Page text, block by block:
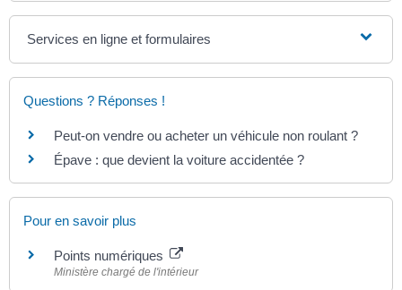
Services en ligne et formulaires
Questions ? Réponses !
Peut-on vendre ou acheter un véhicule non roulant ?
Épave : que devient la voiture accidentée ?
Pour en savoir plus
Points numériques
Ministère chargé de l'intérieur